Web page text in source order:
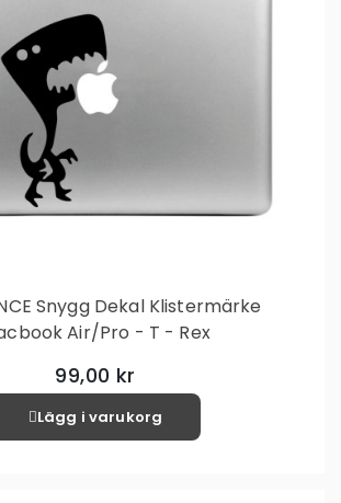
Snygg Dekal Klistermärke
Air/Pro - T - Rex
99,00 kr
Lägg i varukorg